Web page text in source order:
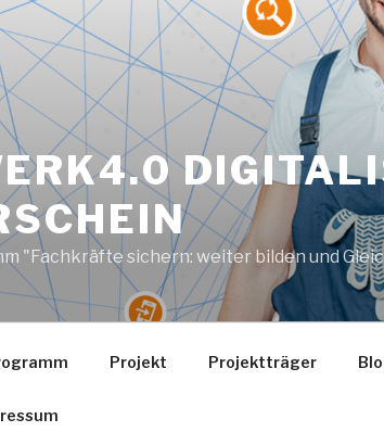
"Fachkräfte sichern: weiter bilden und
Projekt Projektträger